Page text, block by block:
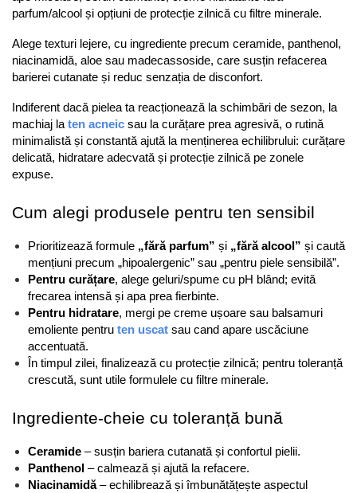
parfum/alcool și opțiuni de protecție zilnică cu filtre minerale.
Alege texturi lejere, cu ingrediente precum ceramide, panthenol,
niacinamidă, aloe sau madecassoside, care susțin refacerea
barierei cutanate și reduc senzația de disconfort.
Indiferent dacă pielea ta reacționează la schimbări de sezon, la
machiaj la ten acneic sau la curățare prea agresivă, o rutină
minimalistă și constantă ajută la menținerea echilibrului: curățare
delicată, hidratare adecvată și protecție zilnică pe zonele
expuse.
Cum alegi produsele pentru ten sensibil
Prioritizează formule „fără parfum” și „fără alcool” și caută
mențiuni precum „hipoalergenic” sau „pentru piele sensibilă”.
Pentru curățare, alege geluri/spume cu pH blând; evită
frecarea intensă și apa prea fierbinte.
Pentru hidratare, mergi pe creme ușoare sau balsamuri
emoliente pentru ten uscat sau cand apare uscăciune
accentuată.
În timpul zilei, finalizează cu protecție zilnică; pentru toleranță
crescută, sunt utile formulele cu filtre minerale.
Ingrediente-cheie cu toleranță bună
Ceramide – susțin bariera cutanată și confortul pielii.
Panthenol – calmează și ajută la refacere.
Niacinamidă – echilibrează și îmbunătățește aspectul